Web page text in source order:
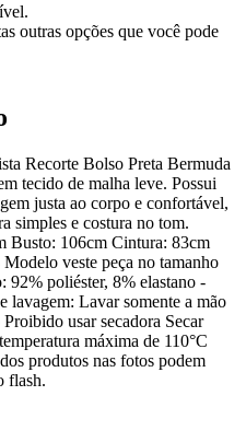
outras opções que você pode
Recorte Bolso Preta Bermuda
tecido de malha leve. Possui
justa ao corpo e confortável,
simples e costura no tom.
Busto: 106cm Cintura: 83cm
veste peça no tamanho
92% poliéster, 8% elastano -
lavagem: Lavar somente a mão
usar secadora Secar
máxima de 110°C
produtos nas fotos podem
flash.